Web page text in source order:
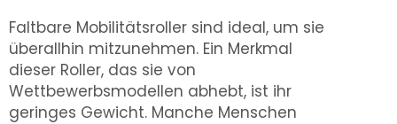
Faltbare Mobilitätsroller sind ideal, um sie
überallhin mitzunehmen. Ein Merkmal
dieser Roller, das sie von
Wettbewerbsmodellen abhebt, ist ihr
geringes Gewicht. Manche Menschen